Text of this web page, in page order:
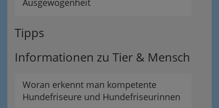
Ausgewogenheit
Tipps
Informationen zu Tier & Mensch
Woran erkennt man kompetente
Hundefriseure und Hundefriseurinnen